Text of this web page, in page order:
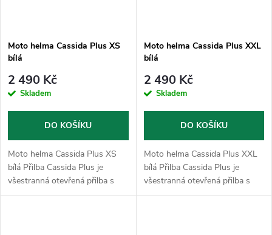
Moto helma Cassida Plus XS
bílá
2 490 Kč
Skladem
DO KOŠÍKU
Moto helma Cassida Plus XS
bílá Přilba Cassida Plus je
všestranná otevřená přilba s
integrovanou sluneční clonou,
Moto helma Cassida Plus XXL
bílá
2 490 Kč
Skladem
DO KOŠÍKU
Moto helma Cassida Plus XXL
bílá Přilba Cassida Plus je
všestranná otevřená přilba s
integrovanou sluneční clonou,